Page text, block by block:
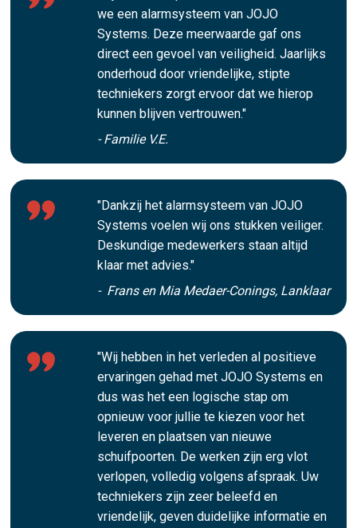
we een alarmsysteem van JOJO
Systems. Deze meerwaarde gaf ons
direct een gevoel van veiligheid. Jaarlijks
onderhoud door vriendelijke, stipte
techniekers zorgt ervoor dat we hierop
kunnen blijven vertrouwen."
- Familie V.E.
"Dankzij het alarmsysteem van JOJO
Systems voelen wij ons stukken veiliger.
Deskundige medewerkers staan altijd
klaar met advies."
- Frans en Mia Medaer-Conings, Lanklaar
"Wij hebben in het verleden al positieve
ervaringen gehad met JOJO Systems en
dus was het een logische stap om
opnieuw voor jullie te kiezen voor het
leveren en plaatsen van nieuwe
schuifpoorten. De werken zijn erg vlot
verlopen, volledig volgens afspraak. Uw
techniekers zijn zeer beleefd en
vriendelijk, geven duidelijke informatie en